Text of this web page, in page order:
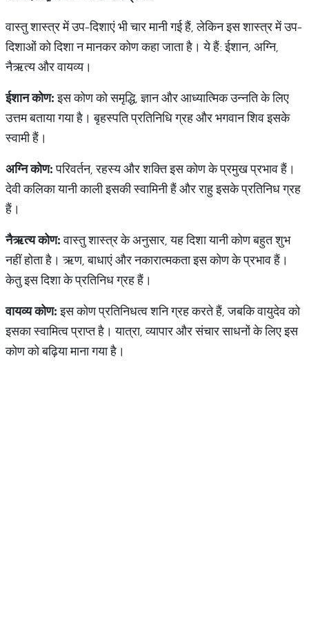
वास्तु शास्त्र में उप-दिशाएं भी चार मानी गई हैं, लेकिन इस शास्त्र में उप-
दिशाओं को दिशा न मानकर कोण कहा जाता है। ये हैं: ईशान, अग्नि,
नैऋत्य और वायव्य।
ईशानकोण:इस कोण को समृद्धि, ज्ञान और आध्यात्मिक उन्नति के लिए
उत्तम बताया गया है। बृहस्पति प्रतिनिधि ग्रह और भगवान शिव इसके
स्वामी हैं।
अग्निकोण:परिवर्तन, रहस्य और शक्ति इस कोण के प्रमुख प्रभाव हैं।
देवी कलिका यानी काली इसकी स्वामिनी हैं और राहु इसके प्रतिनिध ग्रह
हैं।
नैऋत्यकोण:वास्तु शास्त्र के अनुसार, यह दिशा यानी कोण बहुत शुभ
नहीं होता है। ऋण, बाधाएं और नकारात्मकता इस कोण के प्रभाव हैं।
केतु इस दिशा के प्रतिनिध ग्रह हैं।
वायव्यकोण:इस कोण प्रतिनिधत्व शनि ग्रह करते हैं, जबकि वायुदेव को
इसका स्वामित्व प्राप्त है। यात्रा, व्यापार और संचार साधनों के लिए इस
कोण को बढ़िया माना गया है।